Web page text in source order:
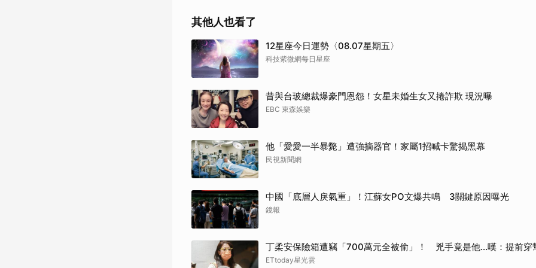
其他人也看了
12星座今日運勢〈08.07星期五〉
科技紫微網每日星座
昔與台玻總裁爆豪門恩怨！女星未婚生女又捲詐欺 現況曝
EBC 東森娛樂
他「愛愛一半暴斃」遭強摘器官！家屬1招喊卡驚揭黑幕
民視新聞網
中國「底層人戾氣重」！江蘇女PO文爆共鳴 3關鍵原因曝光
鏡報
丁柔安保險箱遭竊「700萬元全被偷」！ 兇手竟是他...嘆：提前穿
ETtoday星光雲